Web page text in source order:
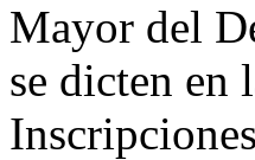
Mayor del
se dicten en